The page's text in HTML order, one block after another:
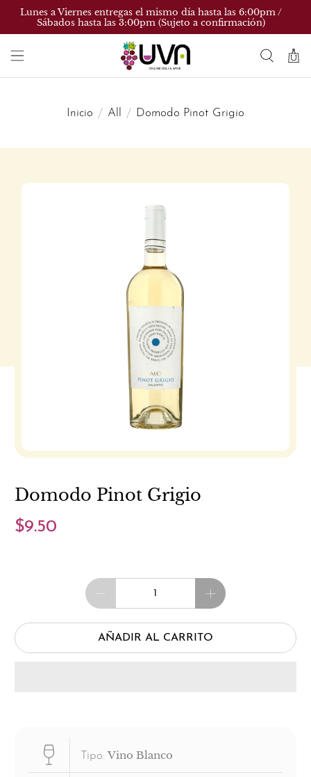
Lunes a Viernes entregas el mismo día hasta las 6:00pm /
Sábados hasta las 3:00pm (Sujeto a confirmación)
Inicio All Domodo Pinot Grigio
Domodo Pinot Grigio
$9.50
Cantidad
AÑADIR AL CARRITO
Tipo: Vino Blanco